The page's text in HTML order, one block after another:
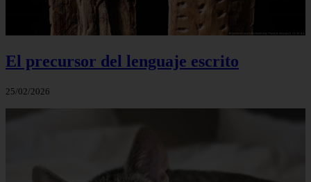
El precursor del lenguaje escrito
25/02/2026